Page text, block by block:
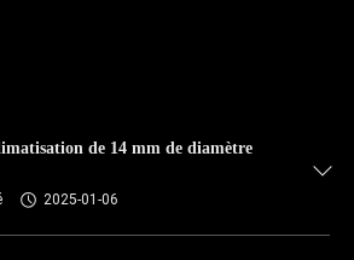
de 14 mm de diamètre
2025-01-06